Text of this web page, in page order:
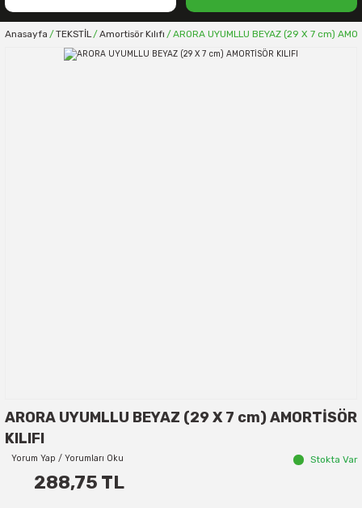
Anasayfa TEKSTİL Amortisör Kılıfı ARORA UYUMLLU BEYAZ (29 X 7 cm)
ARORA UYUMLLU BEYAZ (29 X 7 cm) AMORTİSÖR
KILIFI
Yorum Yap / Yorumları Oku Stokta Var
288,75 TL